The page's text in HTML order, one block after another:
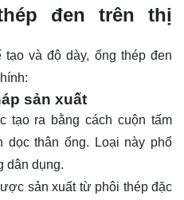
đen trên thị
và độ dày, ống thép đen
sản xuất
tạo ra bằng cách cuộn tấm
dọc thân ống. Loại này phổ
dân dụng.
sản xuất từ phôi thép đặc